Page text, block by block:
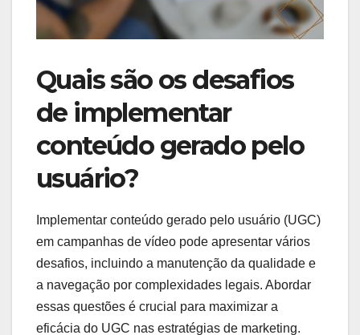
Quais são os desafios
de implementar
conteúdo gerado pelo
usuário?
Implementar conteúdo gerado pelo usuário (UGC)
em campanhas de vídeo pode apresentar vários
desafios, incluindo a manutenção da qualidade e
a navegação por complexidades legais. Abordar
essas questões é crucial para maximizar a
eficácia do UGC nas estratégias de marketing.